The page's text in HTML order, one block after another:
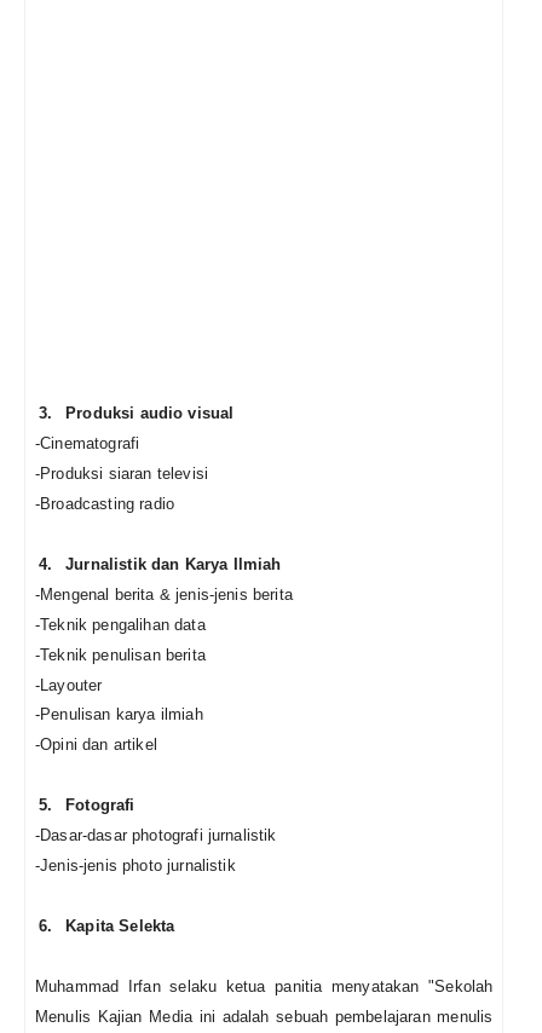
3.
Produksi audio visual
-Cinematografi
-Produksi siaran televisi
-Broadcasting radio
4.
Jurnalistik dan Karya Ilmiah
-Mengenal berita & jenis-jenis berita
-Teknik pengalihan data
-Teknik penulisan berita
-Layouter
-Penulisan karya ilmiah
-Opini dan artikel
5.
Fotografi
-Dasar-dasar photografi jurnalistik
-Jenis-jenis photo jurnalistik
6. Kapita Selekta
Muhammad Irfan selaku ketua panitia menyatakan "Sekolah
Menulis Kajian Media ini adalah sebuah pembelajaran menulis